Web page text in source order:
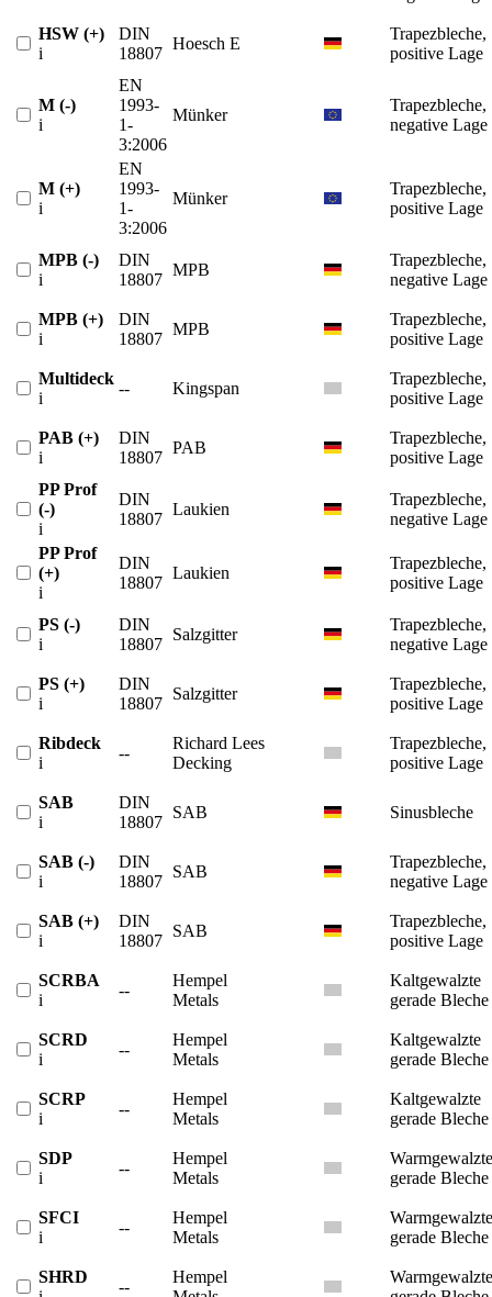
HSW (+)
i
DIN
18807
Hoesch E
Trapezbleche,
positive Lage
M (-)
i
EN
1993-
1-
3:2006
Münker
Trapezbleche,
negative Lage
M (+)
i
EN
1993-
1-
3:2006
Münker
Trapezbleche,
positive Lage
MPB (-)
i
DIN
18807
MPB
Trapezbleche,
negative Lage
MPB (+)
i
DIN
18807
MPB
Trapezbleche,
positive Lage
Multideck
i
-- Kingspan
Trapezbleche,
positive Lage
PAB (+)
i
DIN
18807
PAB
Trapezbleche,
positive Lage
PP Prof
(-)
i
DIN
18807
Laukien
Trapezbleche,
negative Lage
PP Prof
(+)
i
DIN
18807
Laukien
Trapezbleche,
positive Lage
PS (-)
i
DIN
18807
Salzgitter
Trapezbleche,
negative Lage
PS (+)
i
DIN
18807
Salzgitter
Trapezbleche,
positive Lage
Ribdeck
i
--
Richard Lees
Decking
Trapezbleche,
positive Lage
SAB
i
DIN
18807
SAB Sinusbleche
SAB (-)
i
DIN
18807
SAB
Trapezbleche,
negative Lage
SAB (+)
i
DIN
18807
SAB
Trapezbleche,
positive Lage
SCRBA
i
--
Hempel
Metals
Kaltgewalzte
gerade Bleche
SCRD
i
--
Hempel
Metals
Kaltgewalzte
gerade Bleche
SCRP
i
--
Hempel
Metals
Kaltgewalzte
gerade Bleche
SDP
i
--
Hempel
Metals
Warmgewalzte
gerade Bleche
SFCI
i
--
Hempel
Metals
Warmgewalzte
gerade Bleche
SHRD
--
Hempel
Warmgewalzte